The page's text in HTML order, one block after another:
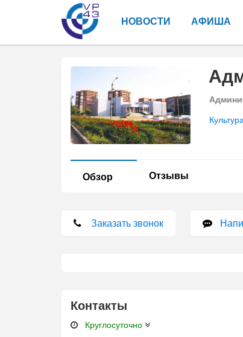
НОВОСТИ АФИША
Обзор Отзывы
Заказать звонок
Контакты
Круглосуточно